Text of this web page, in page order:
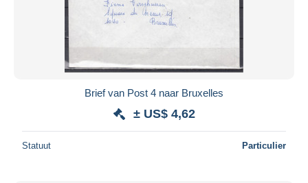
Brief van Post 4 naar Bruxelles
± US$ 4,62
Statuut Particulier